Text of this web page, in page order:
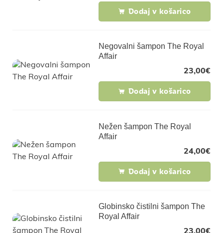
Dodaj v košarico
Negovalni šampon The Royal
Affair
23,00€
Dodaj v košarico
Nežen šampon The Royal
Affair
24,00€
Dodaj v košarico
Globinsko čistilni šampon The
Royal Affair
23,00€